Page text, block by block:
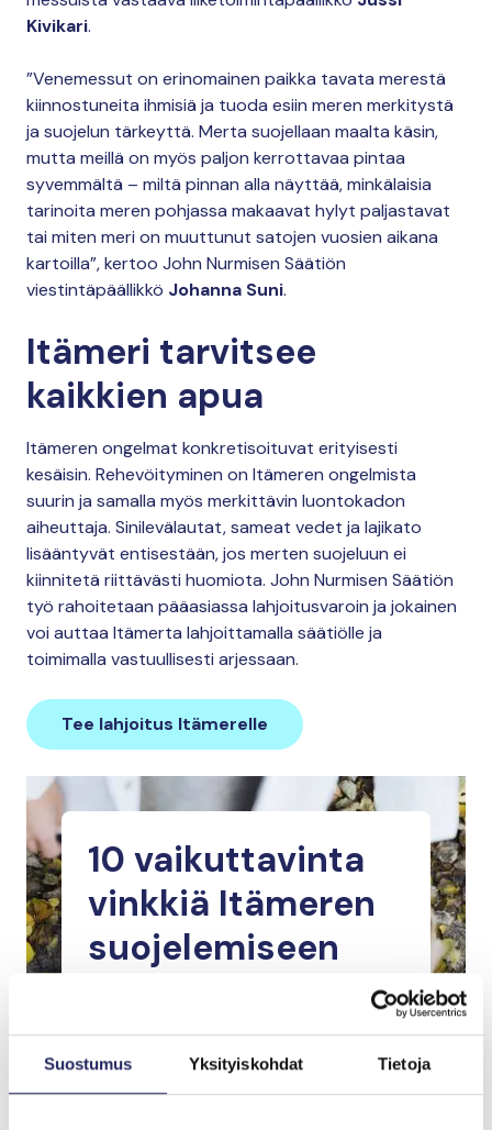
Suostumus Yksityiskohdat Tietoja
Kivikari.
”Venemessut on erinomainen paikka tavata merestä
kiinnostuneita ihmisiä ja tuoda esiin meren merkitystä
ja suojelun tärkeyttä. Merta suojellaan maalta käsin,
mutta meillä on myös paljon kerrottavaa pintaa
syvemmältä – miltä pinnan alla näyttää, minkälaisia
tarinoita meren pohjassa makaavat hylyt paljastavat
tai miten meri on muuttunut satojen vuosien aikana
kartoilla”, kertoo John Nurmisen Säätiön
viestintäpäällikkö Johanna Suni.
Itämeri tarvitsee
kaikkien apua
Itämeren ongelmat konkretisoituvat erityisesti
kesäisin. Rehevöityminen on Itämeren ongelmista
suurin ja samalla myös merkittävin luontokadon
aiheuttaja. Sinilevälautat, sameat vedet ja lajikato
lisääntyvät entisestään, jos merten suojeluun ei
kiinnitetä riittävästi huomiota. John Nurmisen Säätiön
työ rahoitetaan pääasiassa lahjoitusvaroin ja jokainen
voi auttaa Itämerta lahjoittamalla säätiölle ja
toimimalla vastuullisesti arjessaan.
Tee lahjoitus Itämerelle
10 vaikuttavinta
vinkkiä Itämeren
suojelemiseen
sopivimmat vinkit